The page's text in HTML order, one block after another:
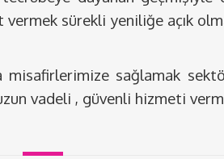
sürekli yeniliğe açık
sağlamak
vadeli , güvenli hizmeti